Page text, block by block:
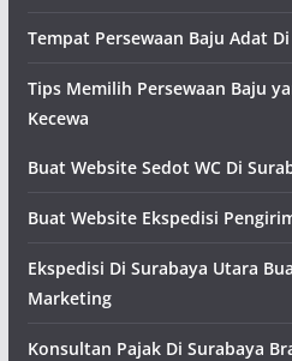
Tempat Persewaan Baju Adat
Tips Memilih Persewaan Baju
Kecewa
Buat Website Sedot WC Di
Buat Website Ekspedisi
Ekspedisi Di Surabaya Utara
Marketing
Konsultan Pajak Di Surabaya